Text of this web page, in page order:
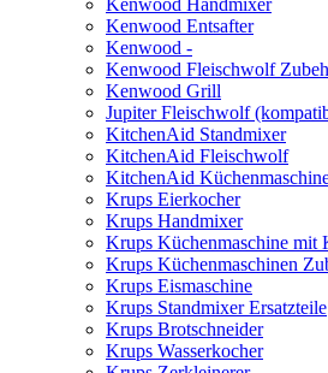
Kenwood Handmixer
Kenwood Entsafter
Kenwood -
Kenwood Fleischwolf
Kenwood Grill
Jupiter Fleischwolf
KitchenAid Standmixer
KitchenAid Fleischwolf
KitchenAid
Krups Eierkocher
Krups Handmixer
Krups Küchenmaschine mit
Krups Küchenmaschinen
Krups Eismaschine
Krups Standmixer Ersatzteile
Krups Brotschneider
Krups Wasserkocher